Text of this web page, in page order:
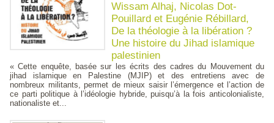
Wissam Alhaj, Nicolas Dot-
Pouillard et Eugénie Rébillard,
De la théologie à la libération ?
Une histoire du Jihad islamique
palestinien
« Cette enquête, basée sur les écrits des cadres du Mouvement du
jihad islamique en Palestine (MJIP) et des entretiens avec de
nombreux militants, permet de mieux saisir l’émergence et l’action de
ce parti politique à l’idéologie hybride, puisqu’à la fois anticolonialiste,
nationaliste et...